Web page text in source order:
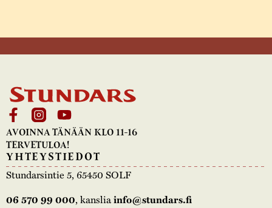
AVOINNA TÄNÄÄN KLO 11-16
TERVETULOA!
YHTEYSTIEDOT
Stundarsintie 5, 65450 SOLF
06 570 99 000, kansliainfo@stundars.fi